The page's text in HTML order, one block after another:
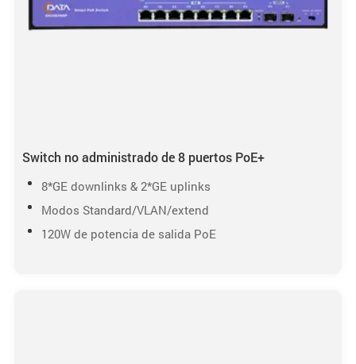
Switch no administrado de 8 puertos PoE+
8*GE downlinks & 2*GE uplinks
Modos Standard/VLAN/extend
120W de potencia de salida PoE